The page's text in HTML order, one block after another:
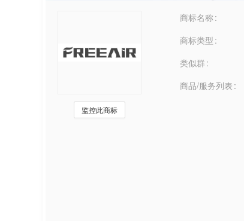
监控此商标
商标名称
商标类型
类似群
商品/服务列表